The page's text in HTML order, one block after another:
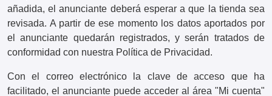
añadida, el anunciante deberá esperar a que la tienda sea
revisada. A partir de ese momento los datos aportados por
el anunciante quedarán registrados, y serán tratados de
conformidad con nuestra Política de Privacidad.
Con el correo electrónico la clave de acceso que ha
facilitado, el anunciante puede acceder al área "Mi cuenta"